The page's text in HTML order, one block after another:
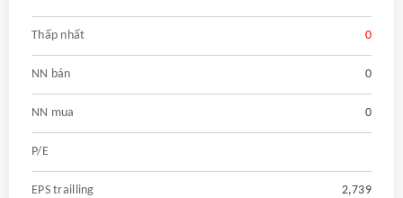
Thấp nhất 0
NN bán 0
NN mua 0
P/E
EPS trailling 2,739